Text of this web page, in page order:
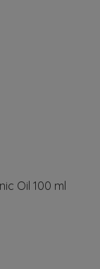
Oil 100 ml